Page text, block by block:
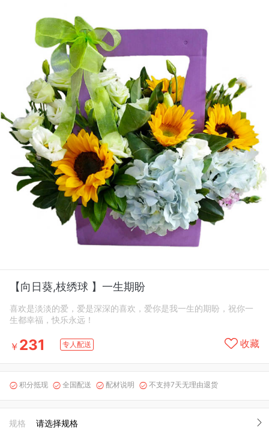
【向日葵,枝绣球 】一生期盼
喜欢是淡淡的爱，爱是深深的喜欢，爱你是我一生的期盼，祝你一
生都幸福，快乐永远！
￥ 231 专人配送 收藏
 积分抵现  全国配送  配材说明  不支持7天无理由退货
规格 请选择规格